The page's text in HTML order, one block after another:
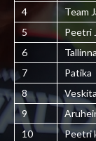
4
Team
5
Peetri
6
7
Patika
8
9
10
Peetri